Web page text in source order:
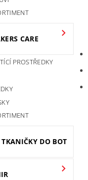
CARE
PROSTŘEDKY
DO BOT